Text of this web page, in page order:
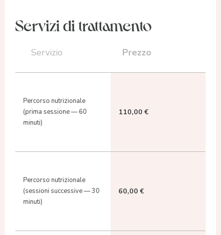
Servizi di trattamento
Servizio Prezzo
Percorso nutrizionale
(prima sessione — 60
minuti)
110,00 €
Percorso nutrizionale
(sessioni successive — 30
minuti)
60,00 €